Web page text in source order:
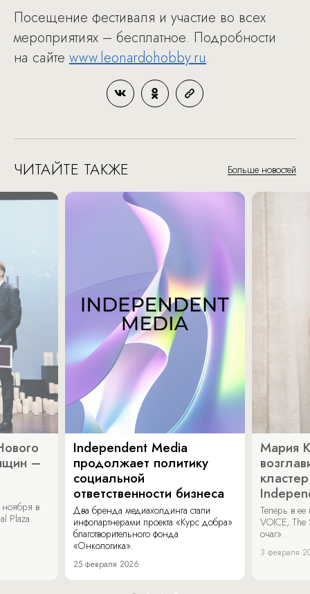
Посещение фестиваля и участие во всех
мероприятиях – бесплатное. Подробности
на сайте www.leonardohobby.ru.
ЧИТАЙТЕ ТАКЖЕ Больше новостей
–
ноября в
Plaza.
Independent Media
продолжает политику
социальной
ответственности бизнеса
Два бренда медиахолдинга стали
инфопартнерами проекта «Курс добра»
благотворительного фонда
«Онкологика».
25 февраля 2026
Мария
Теперь в
VOICE,
очаг».
3 февраля